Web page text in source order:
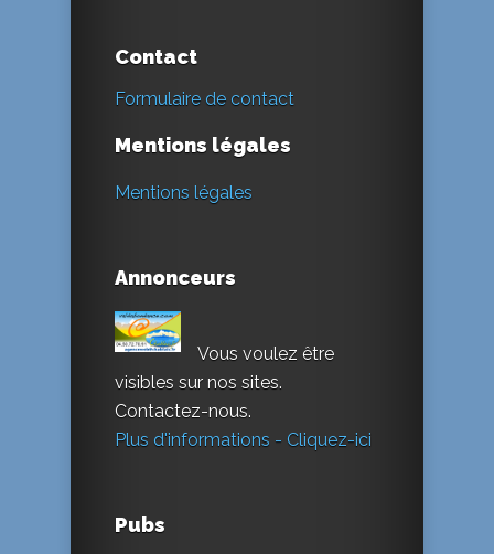
Contact
Formulaire de contact
Mentions légales
Mentions légales
Annonceurs
Vous voulez être
visibles sur nos sites.
Contactez-nous.
Plus d'informations - Cliquez-ici
Pubs